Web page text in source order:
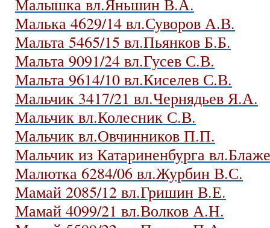
Малька 4629/14 вл.Суворов А.В.
Мальта 5465/15 вл.Пьянков Б.Б.
Мальта 9091/24 вл.Гусев С.В.
Мальта 9614/10 вл.Киселев С.В.
Мальчик 3417/21 вл.Чернядьев Я.А.
Мальчик вл.Колесник С.В.
Мальчик вл.Овчинников П.П.
Мальчик из Катариненбурга
Малютка 6284/06 вл.Журбин В.С.
Мамай 2085/12 вл.Гришин В.Е.
Мамай 4099/21 вл.Волков А.Н.